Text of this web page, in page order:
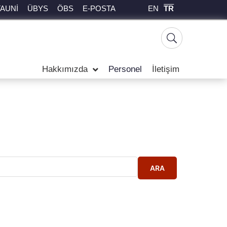
ÜBYS ÖBS E-POSTA EN TR
Hakkımızda Personel İletişim
ARA